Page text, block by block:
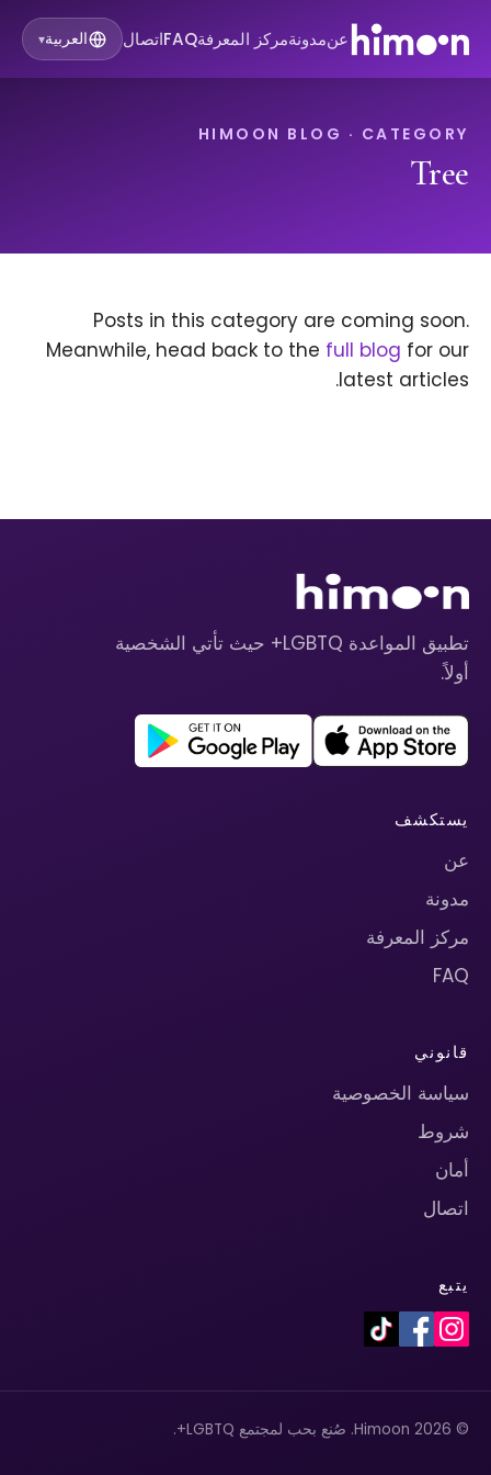
عنمدونةمركز المعرفةFAQاتصال العربية▾
HIMOON BLOG · CATEGORY
Tree
Posts in this category are coming soon.
Meanwhile, head back to the full blog for our
latest articles.
تطبيق المواعدة LGBTQ+ حيث تأتي الشخصية
أولاً.
يستكشف
عن
مدونة
مركز المعرفة
FAQ
قانوني
سياسة الخصوصية
شروط
أمان
اتصال
يتبع
© 2026 Himoon. صُنع بحب لمجتمع LGBTQ+.